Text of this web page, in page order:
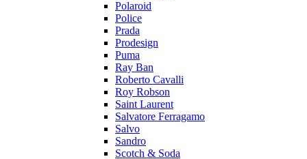
Polaroid
Police
Prada
Prodesign
Puma
Ray Ban
Roberto Cavalli
Roy Robson
Saint Laurent
Salvatore Ferragamo
Salvo
Sandro
Scotch & Soda